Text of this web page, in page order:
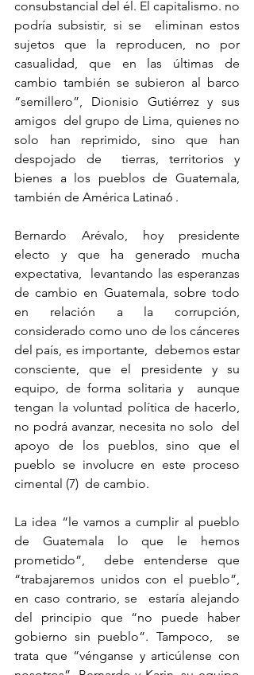
consubstancial del él. El capitalismo. no
podría subsistir, si se  eliminan estos
sujetos que la reproducen, no por
casualidad, que en las últimas de
cambio también se subieron al barco
“semillero”, Dionisio Gutiérrez y sus
amigos  del grupo de Lima, quienes no
solo han reprimido, sino que han
despojado de  tierras, territorios y
bienes a los pueblos de Guatemala,
también de América Latina6 .
Bernardo Arévalo, hoy presidente
electo y que ha generado mucha
expectativa,  levantando las esperanzas
de cambio en Guatemala, sobre todo
en relación a la corrupción,
considerado como uno de los cánceres
del país, es importante,  debemos estar
consciente, que el presidente y su
equipo, de forma solitaria y  aunque
tengan la voluntad política de hacerlo,
no podrá avanzar, necesita no solo  del
apoyo de los pueblos, sino que el
pueblo se involucre en este proceso
cimental (7)  de cambio.
La idea “le vamos a cumplir al pueblo
de Guatemala lo que le hemos
prometido”,  debe entenderse que
“trabajaremos unidos con el pueblo”,
en caso contrario, se  estaría alejando
del principio que “no puede haber
gobierno sin pueblo”. Tampoco,  se
trata que “vénganse y articúlense con